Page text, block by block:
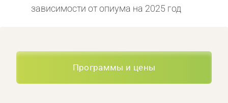
зависимости от опиума на 2025 год
Программы и цены